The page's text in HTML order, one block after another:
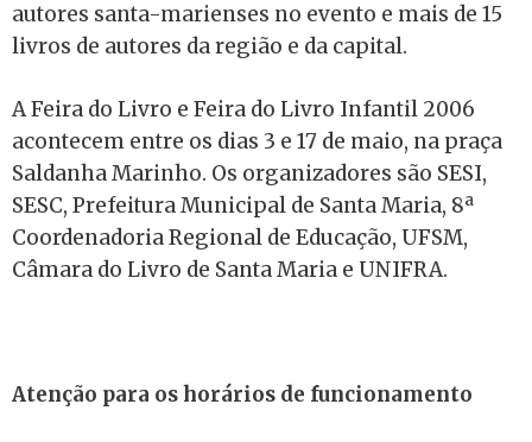
autores santa-marienses no evento e mais de 15
livros de autores da região e da capital.
A Feira do Livro e Feira do Livro Infantil 2006
acontecem entre os dias 3 e 17 de maio, na praça
Saldanha Marinho. Os organizadores são SESI,
SESC, Prefeitura Municipal de Santa Maria, 8ª
Coordenadoria Regional de Educação, UFSM,
Câmara do Livro de Santa Maria e UNIFRA.
Atenção para os horários de funcionamento